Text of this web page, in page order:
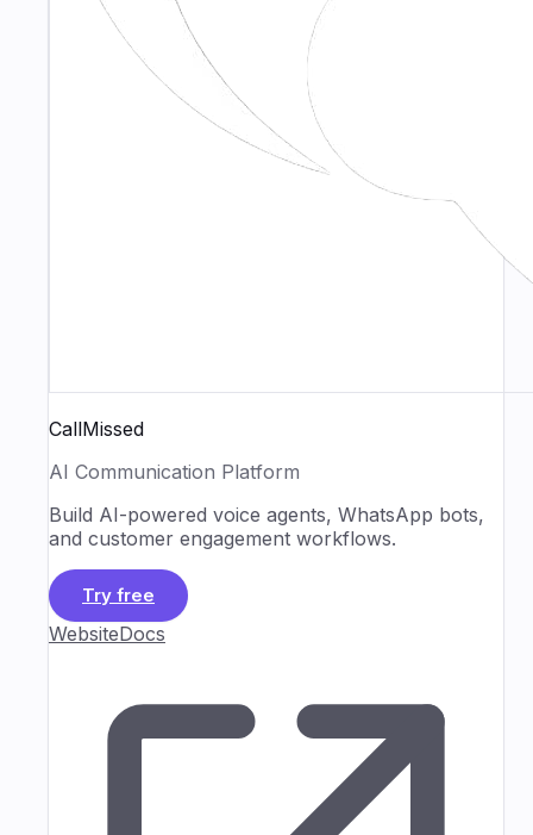
CallMissed
AI Communication Platform
Build AI-powered voice agents, WhatsApp bots,
and customer engagement workflows.
Try free
WebsiteDocs